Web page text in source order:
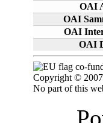
OAI
OAI
OAI
OAI
co-
Copyright ©
No part of this